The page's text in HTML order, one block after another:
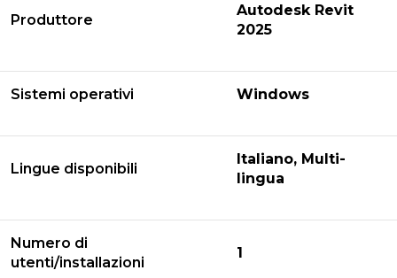
Produttore
Autodesk Revit
2025
Sistemi operativi Windows
Lingue disponibili
Italiano, Multi-
lingua
Numero di
utenti/installazioni
1